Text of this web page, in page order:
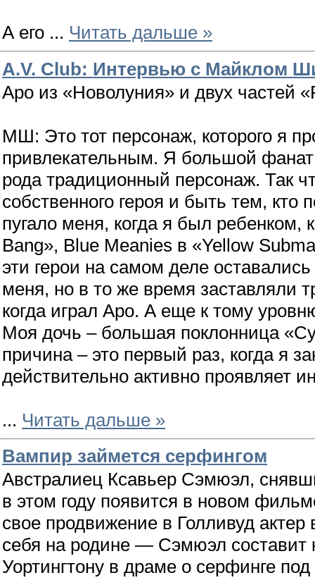
А его ... Читать дальше »
A.V. Club: Интервью с Майклом
Аро из «Новолуния» и двух частей
МШ: Это тот персонаж, которого я
привлекательным. Я большой фанат
рода традиционный персонаж. Так
собственного героя и быть тем,
пугало меня, когда я был ребенком,
Bang», Blue Meanies в «Yellow
эти герои на самом деле
меня, но в то же время заставляли
когда играл Аро. А еще к тому
Моя дочь – большая поклонница
причина – это первый раз, когда я
действительно активно проявляет
... Читать дальше »
Вампир займется серфингом
Австралиец Ксавьер Сэмюэл,
в этом году появится в новом
свое продвижение в Голливуд
себя на родине — Сэмюэл составит
Уортингтону в драме о серфинге